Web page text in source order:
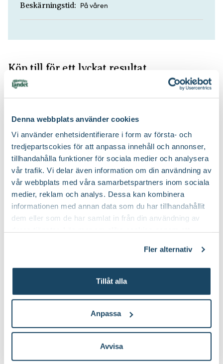
Denna webbplats använder cookies
Vi använder enhetsidentifierare i form av första- och
tredjepartscokies för att anpassa innehåll och annonser,
tillhandahålla funktioner för sociala medier och analysera
vår trafik. Vi delar även information om din användning av
vår webbplats med våra samarbetspartners inom sociala
medier, reklam och analys. Dessa kan kombinera
informationen med annan data som du har tillhandahållit
dem eller som de har samlat in från din användning av
Fler alternativ
Tillåt alla
Anpassa
Avvisa
Beskärningstid: På våren
Köp till för ett lyckat resultat
2 för 120:-
Rosgödsel
Blomsterlandet PRO
7990
Välj butik
Kumulus
Nelson Garden
299:-
Välj butik